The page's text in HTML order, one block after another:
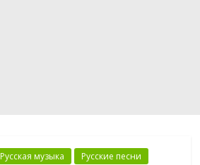
Русская музыка Русские песни